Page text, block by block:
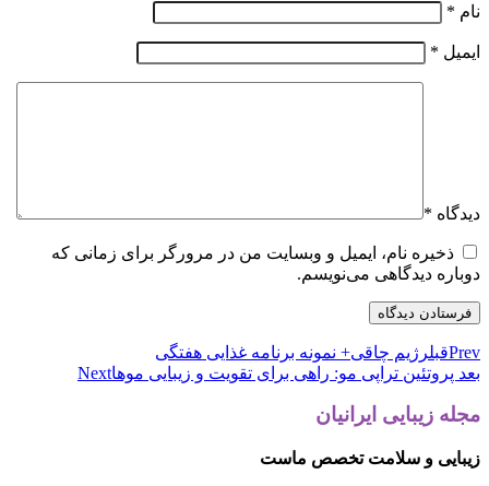
نام *
ایمیل *
دیدگاه *
ذخیره نام، ایمیل و وبسایت من در مرورگر برای زمانی که
دوباره دیدگاهی می‌نویسم.
Prevقبلرژیم چاقی+ نمونه برنامه غذایی هفتگی
بعد پروتئین تراپی مو: راهی برای تقویت و زیبایی موهاNext
مجله زیبایی ایرانیان
زیبایی و سلامت تخصص ماست